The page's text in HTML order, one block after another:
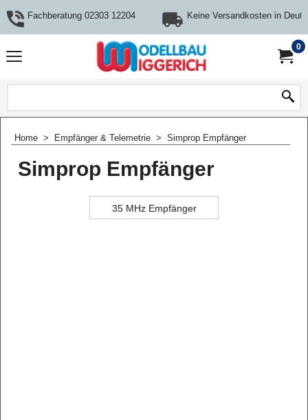
Fachberatung 02303 12204 Keine Versandkosten in
0
Home > Empfänger & Telemetrie > Simprop Empfänger
Simprop Empfänger
35 MHz Empfänger